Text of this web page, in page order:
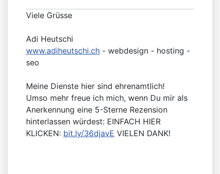
Viele Grüsse
Adi Heutschi
www.adiheutschi.ch - webdesign - hosting -
seo
Meine Dienste hier sind ehrenamtlich!
Umso mehr freue ich mich, wenn Du mir als
Anerkennung eine 5-Sterne Rezension
hinterlassen würdest: EINFACH HIER
KLICKEN: bit.ly/36djavE VIELEN DANK!